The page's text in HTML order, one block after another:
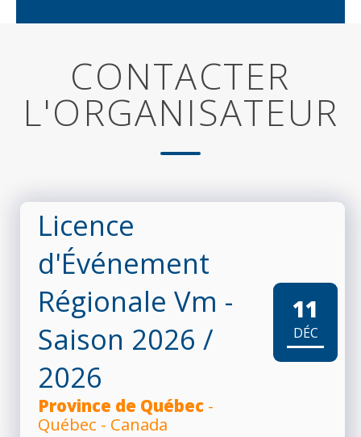
CONTACTER
L'ORGANISATEUR
Licence
d'Événement
Régionale Vm -
Saison 2026 /
2026
Province de Québec -
Québec - Canada
11
DÉC